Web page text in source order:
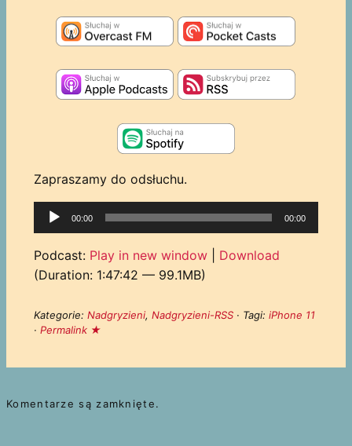
Zapraszamy do odsłuchu.
Odtwarzacz
plików
dźwiękowych
00:00 00:00
Podcast: Play in new window| Download
(Duration: 1:47:42 — 99.1MB)
Kategorie: Nadgryzieni, Nadgryzieni-RSS· Tagi: iPhone 11
· Permalink ★
Komentarze są zamknięte.